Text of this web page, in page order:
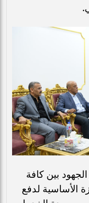
بين كافة
الأساسية لدفع